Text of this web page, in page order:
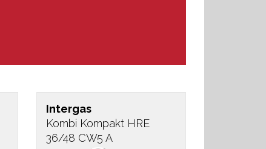
Intergas
Kombi Kompakt HRE
36/48 CW5 A